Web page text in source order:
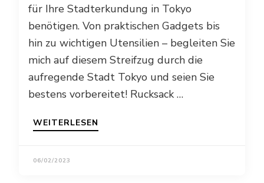
für Ihre Stadterkundung in Tokyo
benötigen. Von praktischen Gadgets bis
hin zu wichtigen Utensilien – begleiten Sie
mich auf diesem Streifzug durch die
aufregende Stadt Tokyo und seien Sie
bestens vorbereitet! Rucksack …
WEITERLESEN
06/02/2023